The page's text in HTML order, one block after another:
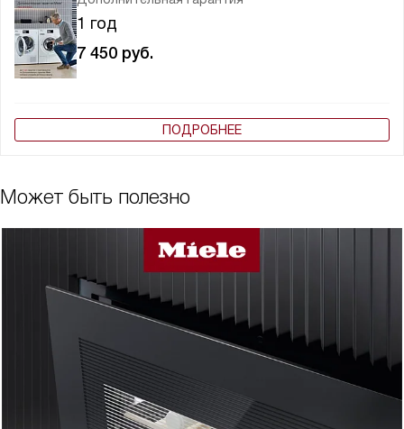
1 год
7 450 руб.
ПОДРОБНЕЕ
Может быть полезно